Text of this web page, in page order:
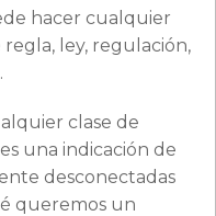
hacer cualquier
regla, ley, regulación,
clase de
una indicación de
desconectadas
queremos un